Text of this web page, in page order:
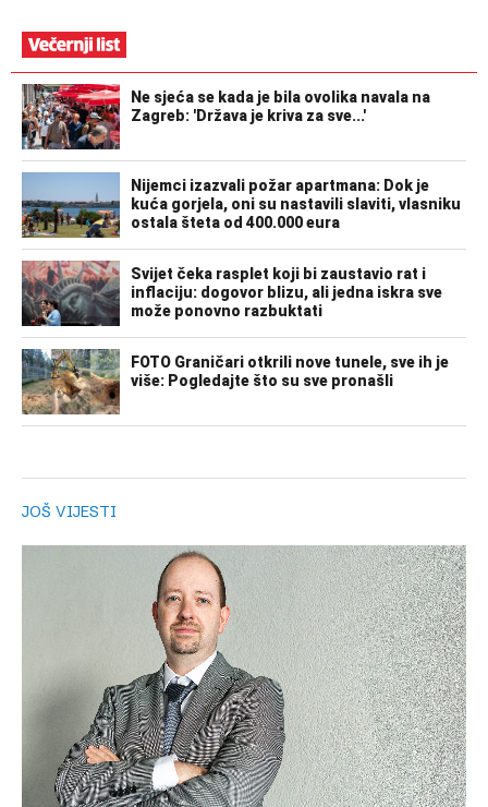
JOŠ VIJESTI